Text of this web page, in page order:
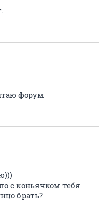
форум
с коньячком тебя
брать?